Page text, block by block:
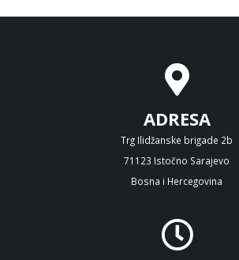
ADRESA
Trg Ilidžanske brigade 2b
71123 Istočno Sarajevo
Bosna i Hercegovina